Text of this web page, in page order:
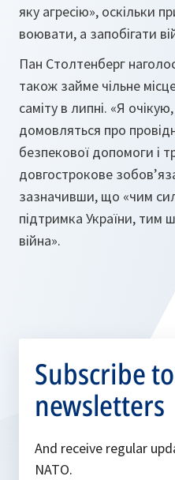
яку агресію», оскільки
воювати, а запобігати
Пан Столтенберг
також займе чільне
саміту в липні. «Я
домовляться про
безпекової допомоги і
довгострокове
зазначивши, що «чим
підтримка України, тим
війна».
Subscribe
newsletters
And receive regular
NATO.